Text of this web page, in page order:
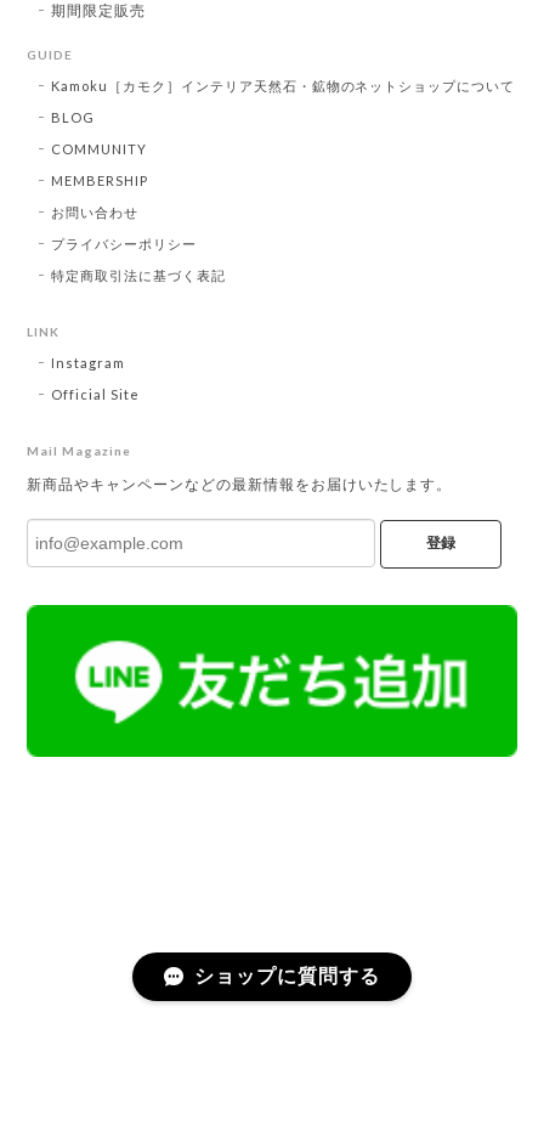
期間限定販売
GUIDE
Kamoku［カモク］インテリア天然石・鉱物のネットショップについて
BLOG
COMMUNITY
MEMBERSHIP
お問い合わせ
プライバシーポリシー
特定商取引法に基づく表記
LINK
Instagram
Official Site
Mail Magazine
新商品やキャンペーンなどの最新情報をお届けいたします。
登録
ショップに質問する